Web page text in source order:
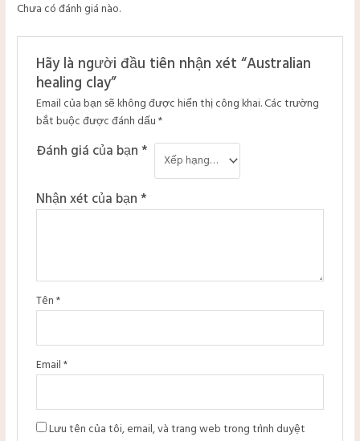
Chưa có đánh giá nào.
Hãy là người đầu tiên nhận xét “Australian
healing clay”
Email của bạn sẽ không được hiển thị công khai.Các trường
bắt buộc được đánh dấu*
Đánh giá của bạn*
Nhận xét của bạn*
Tên*
Email*
Lưu tên của tôi, email, và trang web trong trình duyệt